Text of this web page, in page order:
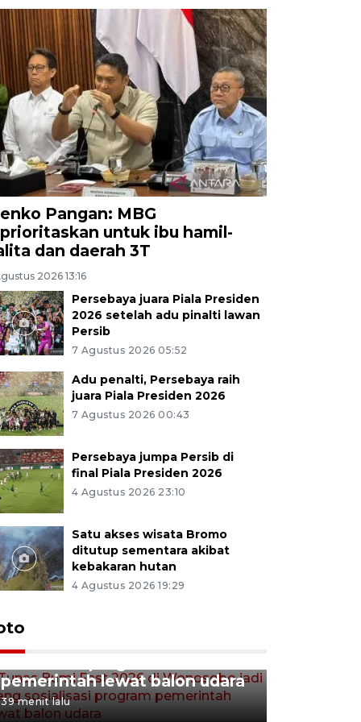
Pangan: MBG
untuk ibu hamil-
dan daerah 3T
2026 13:16
Persebaya juara Piala Presiden
2026 setelah adu pinalti lawan
Persib
7 Agustus 2026 05:52
Adu penalti, Persebaya raih
juara Piala Presiden 2026
7 Agustus 2026 00:43
Persebaya jumpa Persib di
final Piala Presiden 2026
4 Agustus 2026 23:10
Satu akses wisata Bromo
ditutup sementara akibat
kebakaran hutan
4 Agustus 2026 19:29
Tunas Bumi Fest 2026 di
pemerintah lewat balon udara
39 menit lalu